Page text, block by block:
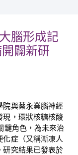
腦形成記
闢新研
院與蔡永業腦神經
現，環狀核糖核酸
鍵角色，為未來治
化症（又稱漸凍人
研究結果已發表於